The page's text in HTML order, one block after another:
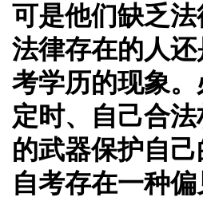
可是他们缺乏
法律存在的人
考学历的现象
定时、自己合
的武器保护自
自考存在一种